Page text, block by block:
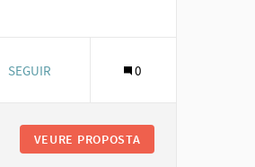
DE PLANS D'ACCESSIBILITAT.
PÚBLIC PER A LA REDACCIÓ DE
Transport públic
18 SEGUIDORES
SEGUIR 0
VEURE PROPOSTA